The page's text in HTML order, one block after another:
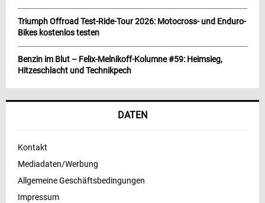
Triumph Offroad Test-Ride-Tour 2026: Motocross- und Enduro-
Bikes kostenlos testen
Benzin im Blut – Felix-Melnikoff-Kolumne #59: Heimsieg,
Hitzeschlacht und Technikpech
DATEN
Kontakt
Mediadaten/Werbung
Allgemeine Geschäftsbedingungen
Impressum